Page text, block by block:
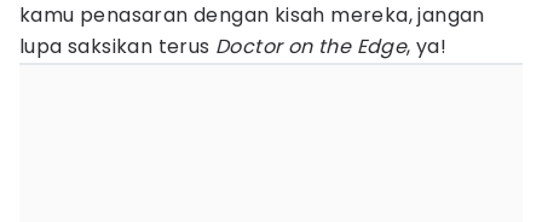
kamu penasaran dengan kisah mereka, jangan
lupa saksikan terus Doctor on the Edge, ya!